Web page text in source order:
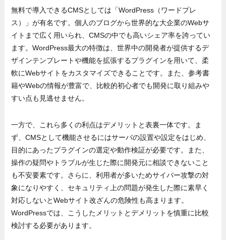
無料で導入できるCMSとしては「WordPress（ワードプレ
ス）」が有名です。個人のブログから世界的な大企業のWebサ
イトまで広く用いられ、CMSの中でも高いシェア率を誇ってい
ます。WordPress最大の特徴は、世界中の開発者が提供するデ
ザインテンプレートや機能を拡張するプラグインを用いて、柔
軟にWebサイトをカスタマイズできることです。また、参考書
籍やWebの情報が豊富で、比較的初心者でも開発に取り組みや
すい点も見逃せません。
一方で、これら多くの利点はデメリットと表裏一体です。ま
ず、CMSとして機能させるにはサーバの設置や設定をはじめ、
目的にあったプラグインの選定や動作検証が必要です。また、
操作の疑問やトラブルが生じた際に開発元に相談できないこと
も不安要素です。さらに、利用者が多いためサイバー攻撃の対
象になりやすく、セキュリティ上の問題が発生した際に素早く
対応しないとWebサイト改ざんの危険性も高まります。
WordPressでは、こうしたメリットとデメリットを慎重に比較
検討する必要があります。